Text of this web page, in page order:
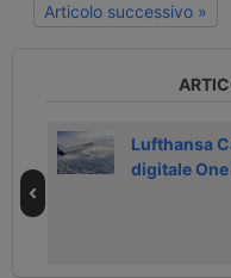
Articolo successivo »
Lufthansa
digitale